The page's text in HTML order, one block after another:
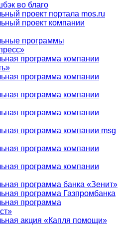
во благо
проект портала mos.ru
проект компании
программы
программа компании
программа компании
программа компании
программа компании
программа компании msg
программа компании
программа компании
программа банка «Зенит»
программа Газпромбанка
программа
акция «Капля помощи»